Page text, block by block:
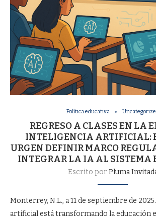
Política educativa
REGRESO A CLASES EN LA
INTELIGENCIA ARTIFICIAL:
URGEN DEFINIR MARCO
INTEGRAR LA IA AL SISTEMA
Escrito porPluma
Monterrey, N.L., a 11 de septiembre de
artificial está transformando la educación